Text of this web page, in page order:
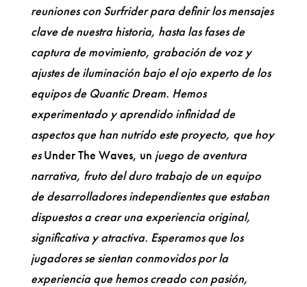
reuniones con Surfrider para definir los mensajes
clave de nuestra historia, hasta las fases de
captura de movimiento, grabación de voz y
ajustes de iluminación bajo el ojo experto de los
equipos de Quantic Dream. Hemos
experimentado y aprendido infinidad de
aspectos que han nutrido este proyecto, que hoy
esUnder The Waves, un juego de aventura
narrativa, fruto del duro trabajo de un equipo
de desarrolladores independientes que estaban
dispuestos a crear una experiencia original,
significativa y atractiva. Esperamos que los
jugadores se sientan conmovidos por la
experiencia que hemos creado con pasión,